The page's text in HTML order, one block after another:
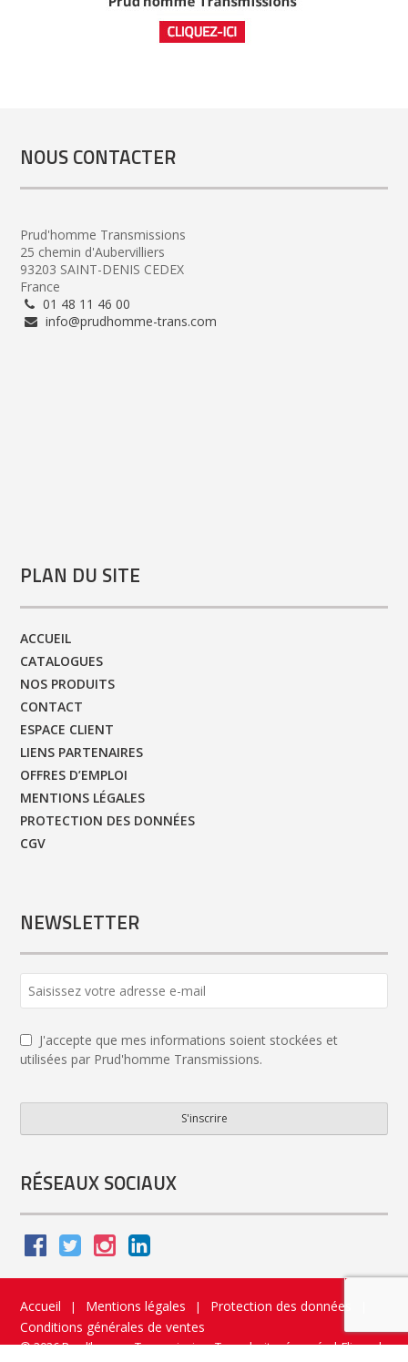
NOUS CONTACTER
Prud'homme Transmissions
25 chemin d'Aubervilliers
93203 SAINT-DENIS CEDEX
France
01 48 11 46 00
info@prudhomme-trans.com
PLAN DU SITE
ACCUEIL
CATALOGUES
NOS PRODUITS
CONTACT
ESPACE CLIENT
LIENS PARTENAIRES
OFFRES D’EMPLOI
MENTIONS LÉGALES
PROTECTION DES DONNÉES
CGV
NEWSLETTER
Email *
J'accepte que mes informations soient stockées et
utilisées par Prud'homme Transmissions.
S'inscrire
RÉSEAUX SOCIAUX
Accueil | Mentions légales | Protection des données
Conditions générales de ventes
© 2026 Prud’homme Transmission. Tous droits réservés|Flippad